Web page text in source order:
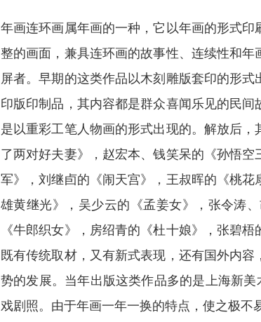
年画连环画属年画的一种，它以年画的形式
整的画面，兼具连环画的故事性、连续性和
屏者。早期的这类作品以木刻雕版套印的形
印版印制品，其内容都是群众喜闻乐见的民
是以重彩工笔人物画的形式出现的。解放后
了两对好夫妻》，赵宏本、钱笑呆的《孙悟
军》，刘继卣的《闹天宫》，王叔晖的《桃
雄黄继光》，吴少云的《孟姜女》，张令涛
《牛郎织女》，房绍青的《杜十娘》，张碧
既有传统取材，又有新式表现，还有国外内
势的发展。当年出版这类作品多的是上海新
戏剧照。由于年画一年一换的特点，使之极不